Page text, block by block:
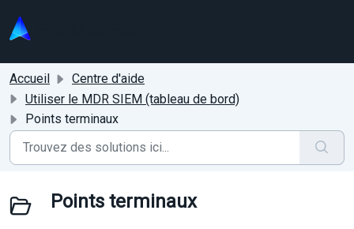
Accueil
Centre d'aide
Utiliser le MDR SIEM (tableau de bord)
Points terminaux
Points terminaux